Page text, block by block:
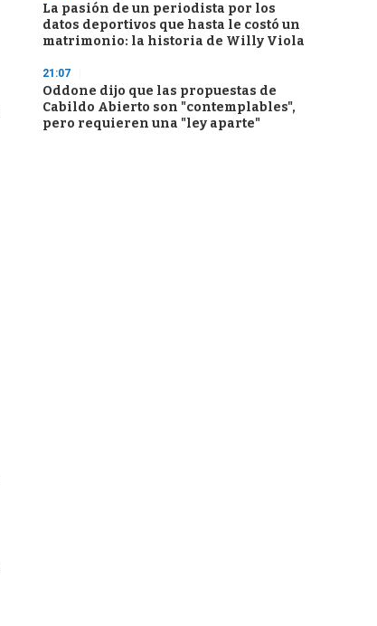
La pasión de un periodista por los
datos deportivos que hasta le costó un
matrimonio: la historia de Willy Viola
21:07
Oddone dijo que las propuestas de
Cabildo Abierto son "contemplables",
pero requieren una "ley aparte"